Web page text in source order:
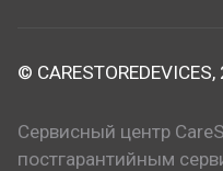
©
Сервисный центр
постгарантийным